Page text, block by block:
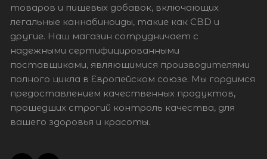
товаров и пищевых добавок, включающих
легальные каннабиноиды, такие как CBD и
другие. Наш магазин сотрудничает с
надежными сертифицированными
поставщиками, являющимися производителями
полного цикла в Европейском союзе. Мы гордимся
предоставлением качественных продуктов,
прошедших строгий контроль качества, для
вашего здоровья и красоты.